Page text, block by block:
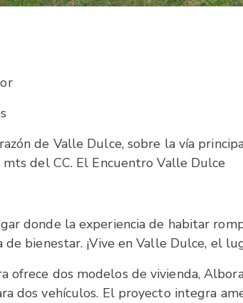
de Valle Dulce, sobre la vía
del CC. El Encuentro Valle Dulce
donde la experiencia de habitar
bienestar. ¡Vive en Valle Dulce, el
ofrece dos modelos de vivienda,
dos vehículos. El proyecto integra